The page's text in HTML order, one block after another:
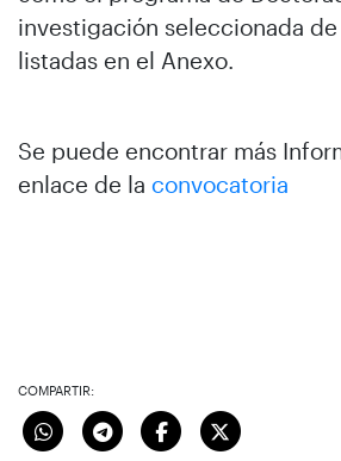
investigación seleccionada
listadas en el Anexo.
Se puede encontrar más
enlace de la convocatoria
COMPARTIR: